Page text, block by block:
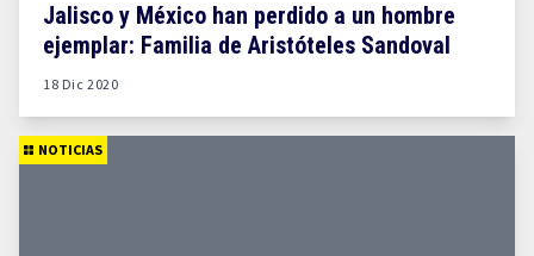
Jalisco y México han perdido a un hombre
ejemplar: Familia de Aristóteles Sandoval
18 Dic 2020
NOTICIAS